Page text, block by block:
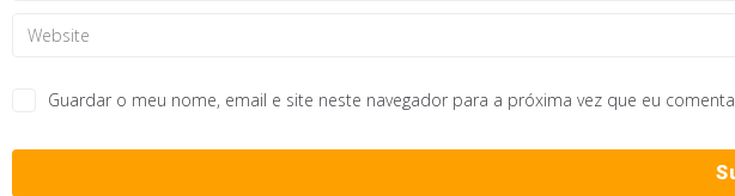
Guardar o meu nome, email e site neste navegador para a próxima vez que eu